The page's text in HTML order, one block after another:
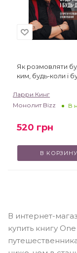
Як розмовляти
ким, будь-коли і
Ларри Кинг
Монолит Bizz
В
520 грн
В КОРЗИНУ
В интернет-
купить книгу